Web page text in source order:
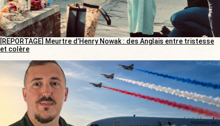
[REPORTAGE] Meurtre d’Henry Nowak : des Anglais entre tristesse
et colère